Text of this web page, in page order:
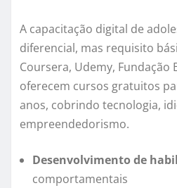
A capacitação digital de
diferencial, mas requisito
Coursera, Udemy, Fundação
oferecem cursos gratuitos
anos, cobrindo tecnologia,
empreendedorismo.
Desenvolvimento de
comportamentais